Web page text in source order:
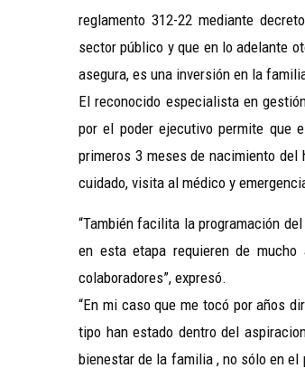
reglamento 312-22 mediante
sector público y que en lo adelante
asegura, es una inversión en la
El reconocido especialista en
por el poder ejecutivo permite que
primeros 3 meses de nacimiento
cuidado, visita al médico y
“También facilita la programación
en esta etapa requieren de
colaboradores”, expresó.
“En mi caso que me tocó por años
tipo han estado dentro del
bienestar de la familia , no sólo en el